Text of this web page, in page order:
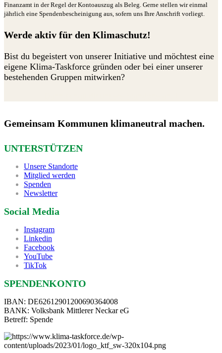
Finanzamt in der Regel der Kontoauszug als Beleg. Gerne stellen wir einmal
jährlich eine Spendenbescheinigung aus, sofern uns Ihre Anschrift vorliegt.
Werde aktiv für den Klimaschutz!
Bist du begeistert von unserer Initiative und möchtest eine
eigene Klima-Taskforce gründen oder bei einer unserer
bestehenden Gruppen mitwirken?
Gemeinsam Kommunen klimaneutral machen.
UNTERSTÜTZEN
Unsere Standorte
Mitglied werden
Spenden
Newsletter
Social Media
Instagram
Linkedin
Facebook
YouTube
TikTok
SPENDENKONTO
IBAN: DE62612901200690364008
BANK: Volksbank Mittlerer Neckar eG
Betreff: Spende